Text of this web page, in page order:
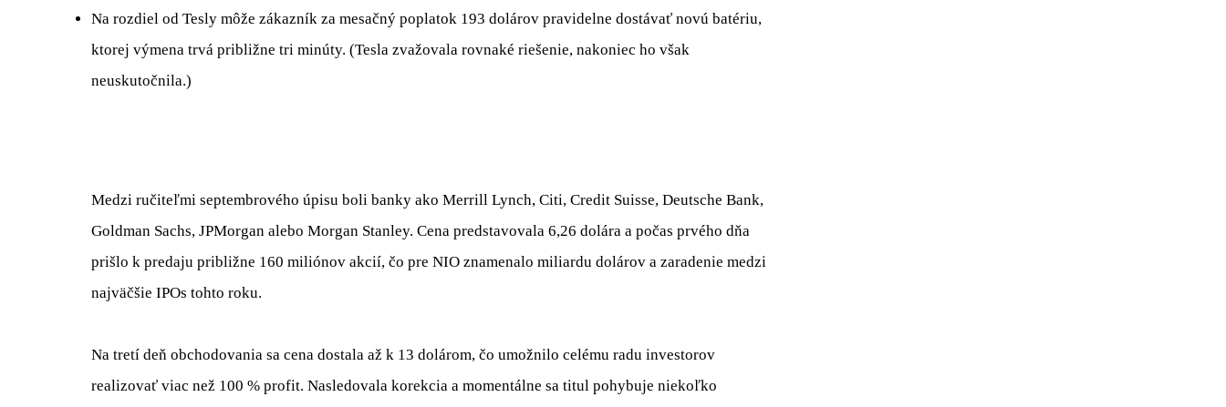
Na rozdiel od Tesly môže zákazník za mesačný poplatok 193 dolárov pravidelne dostávať novú batériu,
ktorej výmena trvá približne tri minúty. (Tesla zvažovala rovnaké riešenie, nakoniec ho však
neuskutočnila.)
Medzi ručiteľmi septembrového úpisu boli banky ako Merrill Lynch, Citi, Credit Suisse, Deutsche Bank,
Goldman Sachs, JPMorgan alebo Morgan Stanley. Cena predstavovala 6,26 dolára a počas prvého dňa
prišlo k predaju približne 160 miliónov akcií, čo pre NIO znamenalo miliardu dolárov a zaradenie medzi
najväčšie IPOs tohto roku.
Na tretí deň obchodovania sa cena dostala až k 13 dolárom, čo umožnilo celému radu investorov
realizovať viac než 100 % profit. Nasledovala korekcia a momentálne sa titul pohybuje niekoľko